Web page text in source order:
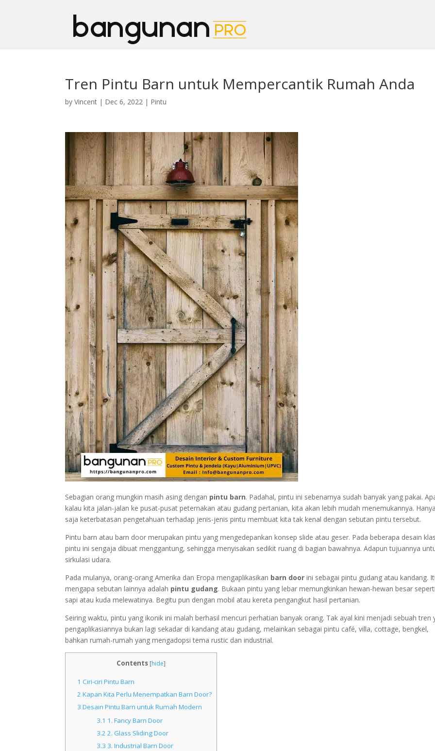
Tren Pintu Barn untuk Mempercantik Rumah Anda
byVincent | Dec 6, 2022 | Pintu
Sebagian orang mungkin masih asing dengan pintu barn. Padahal, pintu ini sebenarnya sudah banyak yang pakai.
kalau kita jalan-jalan ke pusat-pusat peternakan atau gudang pertanian, kita akan lebih mudah menemukannya. Hanya
saja keterbatasan pengetahuan terhadap jenis-jenis pintu membuat kita tak kenal dengan sebutan pintu tersebut.
Pintu barn atau barn door merupakan pintu yang mengedepankan konsep slide atau geser. Pada beberapa desain
pintu ini sengaja dibuat menggantung, sehingga menyisakan sedikit ruang di bagian bawahnya. Adapun tujuannya
sirkulasi udara.
Pada mulanya, orang-orang Amerika dan Eropa mengaplikasikan barn door ini sebagai pintu gudang atau kandang.
mengapa sebutan lainnya adalah pintu gudang. Bukaan pintu yang lebar memungkinkan hewan-hewan besar seperti
sapi atau kuda melewatinya. Begitu pun dengan mobil atau kereta pengangkut hasil pertanian.
Seiring waktu, pintu yang ikonik ini malah berhasil mencuri perhatian banyak orang. Tak ayal kini menjadi sebuah tren
pengaplikasiannya bukan lagi sekadar di kandang atau gudang, melainkan sebagai pintu café, villa, cottage, bengkel,
bahkan rumah-rumah yang mengadopsi tema rustic dan industrial.
Contents [hide]
1 Ciri-ciri Pintu Barn
2 Kapan Kita Perlu Menempatkan Barn Door?
3 Desain Pintu Barn untuk Rumah Modern
3.1 1. Fancy Barn Door
3.2 2. Glass Sliding Door
3.3 3. Industrial Barn Door